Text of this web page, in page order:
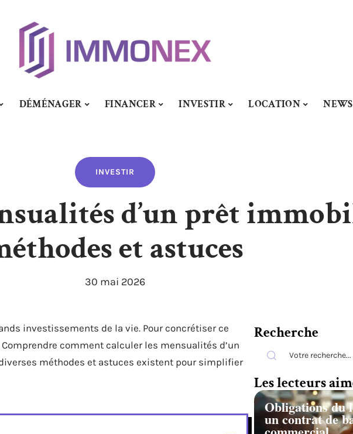
DÉMÉNAGER FINANCER INVESTIR LOCATION NEWS
INVESTIR
d’un prêt
et astuces
30 mai 2026
investissements de la vie. Pour concrétiser ce
comment calculer les mensualités d’un
méthodes et astuces existent pour simplifier
Recherche
Les lecteurs
Obligations du
un contrat de